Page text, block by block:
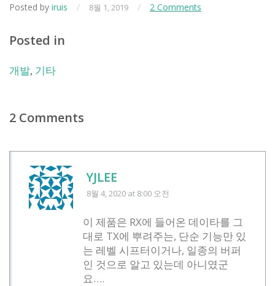
Posted by iruis / 8월 1, 2019 / 2 Comments
Posted in
개발, 기타
2 Comments
YJLEE
8월 4, 2020 at 8:00 오전
이 제품은 RX에 들어온 데이타를 그
대로 TX에 뿌려주는, 단순 기능만 있
는 레벨 시프터이거나, 일종의 버퍼
인 것으로 알고 있는데 아니였군
요….